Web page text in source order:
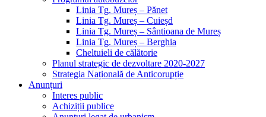
Linia Tg. Mureș – Pănet
Linia Tg. Mureș – Cuieșd
Linia Tg. Mureș – Sântioana de Mureș
Linia Tg. Mureș – Berghia
Cheltuieli de călătorie
Planul strategic de dezvoltare 2020-2027
Strategia Națională de Anticorupție
Anunțuri
Interes public
Achiziții publice